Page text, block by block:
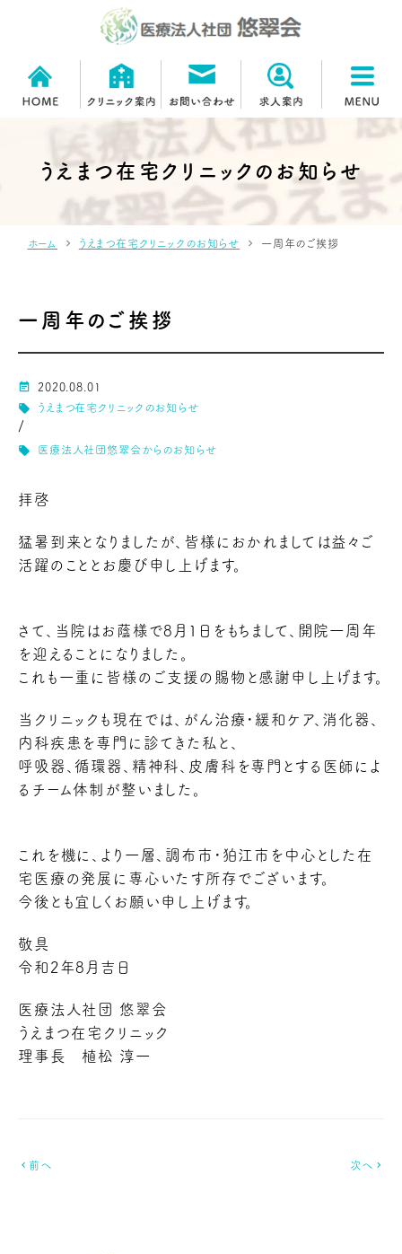
うえまつ在宅クリニックのお知らせ
ホーム chevron_right うえまつ在宅クリニックのお知らせ chevron_right 一周年のご挨拶
一周年のご挨拶
event_note 2020.08.01
local_offer うえまつ在宅クリニックのお知らせ
/
local_offer 医療法人社団悠翠会からのお知らせ
拝啓
猛暑到来となりましたが、皆様におかれましては益々ご
活躍のこととお慶び申し上げます。
さて、当院はお蔭様で8月1日をもちまして、開院一周年
を迎えることになりました。
これも一重に皆様のご支援の賜物と感謝申し上げます。
当クリニックも現在では、がん治療・緩和ケア、消化器、
内科疾患を専門に診てきた私と、
呼吸器、循環器、精神科、皮膚科を専門とする医師によ
るチーム体制が整いました。
これを機に、より一層、調布市・狛江市を中心とした在
宅医療の発展に専心いたす所存でございます。
今後とも宜しくお願い申し上げます。
敬具
令和2年8月吉日
医療法人社団 悠翠会
うえまつ在宅クリニック
理事長 植松 淳一
chevron_left 前へ 次へ chevron_right